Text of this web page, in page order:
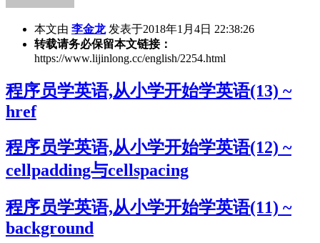
本文由 李金龙 发表于2018年1月4日 22:38:26
转载请务必保留本文链接：
https://www.lijinlong.cc/english/2254.html
程序员学英语,从小学开始学英语(13) ~
href
程序员学英语,从小学开始学英语(12) ~
cellpadding与cellspacing
程序员学英语,从小学开始学英语(11) ~
background